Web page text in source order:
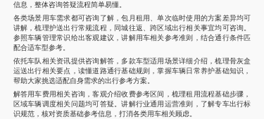
信息，整体咨询答疑流程简单易懂。
各类场景用车需求都可咨询了解，包月租用、单次临时使用的方案差异均可
讲解，梳理护送出行常规流程，同城往返、跨区域出行相关事宜均可咨询。
参照车辆管理常识给出客观建议，讲解用车相关参考准则，结合通行条件匹
配合适车型参考。
依托车队相关资讯提供咨询解答，多款车型适用场景详细介绍，梳理骨灰盒
运送出行相关要点，读懂道路通行基础规则，掌握车辆日常养护基础知识，
帮助大家挑选适配自身需求的出行参考方案。
解答用车费用相关咨询，客观介绍收费参考区间，梳理租用流程基础步骤，
区域车辆调度相关问题均可答疑。讲解行业通用运营准则，了解专车出行标
识规范，核对资质基础参考信息，打消各类用车相关顾虑。